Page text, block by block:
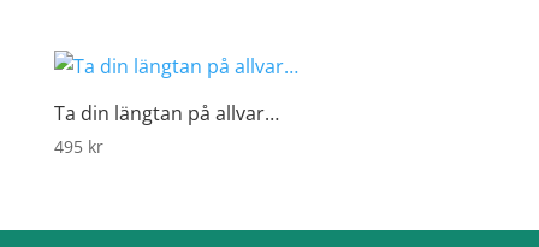
Ta din längtan på allvar…
495 kr